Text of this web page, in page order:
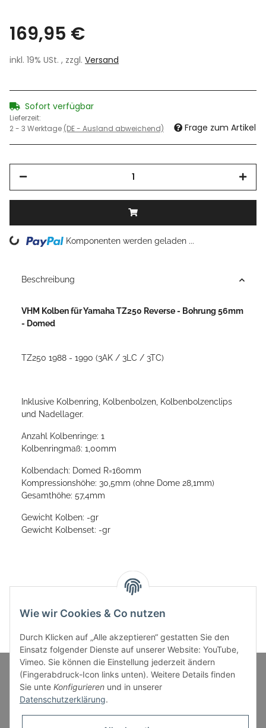
169,95 €
inkl. 19% USt. , zzgl. Versand
Sofort verfügbar
Lieferzeit:
2 - 3 Werktage (DE - Ausland abweichend) Frage zum Artikel
Loading... Komponenten werden geladen ...
Beschreibung
VHM Kolben für Yamaha TZ250 Reverse - Bohrung 56mm
- Domed
TZ250 1988 - 1990 (3AK / 3LC / 3TC)
Inklusive Kolbenring, Kolbenbolzen, Kolbenbolzenclips
und Nadellager.
Anzahl Kolbenringe: 1
Kolbenringmaß: 1,00mm
Kolbendach: Domed R=160mm
Kompressionshöhe: 30,5mm (ohne Dome 28,1mm)
Gesamthöhe: 57,4mm
Gewicht Kolben: -gr
Gewicht Kolbenset: -gr
Informationen
Wie wir Cookies & Co nutzen
Durch Klicken auf „Alle akzeptieren“ gestatten Sie den
Einsatz folgender Dienste auf unserer Website: YouTube,
Vimeo. Sie können die Einstellung jederzeit ändern
(Fingerabdruck-Icon links unten). Weitere Details finden
Sie unte Konfigurieren und in unserer
Datenschutzerklärung.